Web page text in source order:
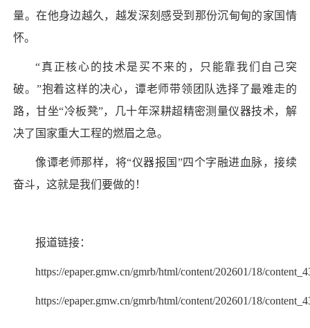
量。在他身边越久，越发深刻感受到那份沉甸甸的家国情
怀。
“真正核心的技术是买不来的，只能靠我们自己突
破。”抱着这样的决心，谭老师带领团队选择了最难走的
路，甘坐“冷板凳”，几十年深耕超精密测量仪器技术，解
决了国家重大工程的燃眉之急。
像谭老师那样，将“仪器报国”四个字融进血脉，接续
奋斗，这就是我们要做的！
报道链接：
https://epaper.gmw.cn/gmrb/html/content/202601/18/
https://epaper.gmw.cn/gmrb/html/content/202601/18/